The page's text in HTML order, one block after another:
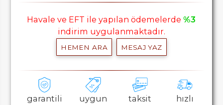
Havale ve EFT ile yapılan ödemelerde%3
indirim uygulanmaktadır.
HEMEN ARA MESAJ YAZ
garantili
uygun
taksit
hızlı